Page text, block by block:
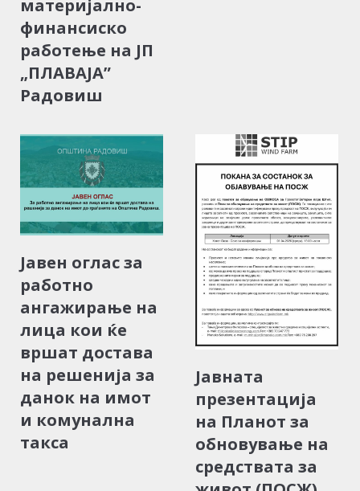
материјално-
финансиско
работење на ЈП
„ПЛАВАЈА”
Радовиш
Јавен оглас за
работно
ангажирање на
лица кои ќе
вршат достава
на решенија за
данок на имот
и комунална
такса
Јавната
презентација
на Планот за
обновување на
средствата за